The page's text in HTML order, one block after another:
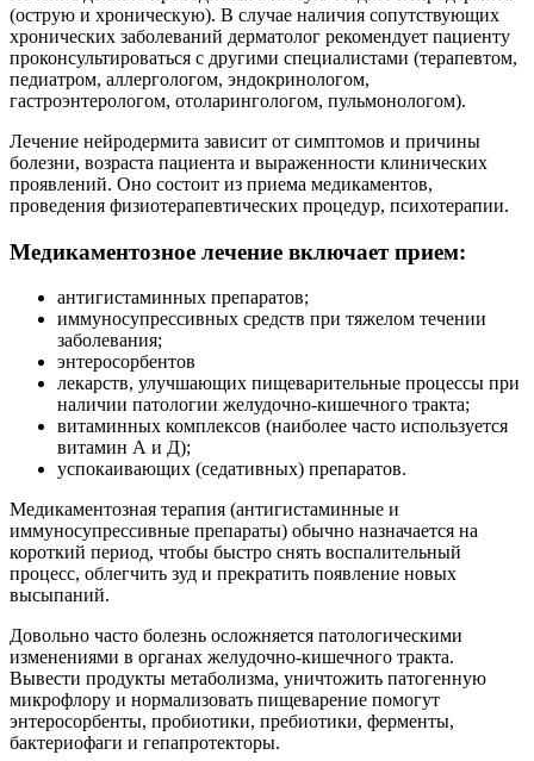
(острую и хроническую). В случае наличия сопутствующих
хронических заболеваний дерматолог рекомендует пациенту
проконсультироваться с другими специалистами (терапевтом,
педиатром, аллергологом, эндокринологом,
гастроэнтерологом, отоларингологом, пульмонологом).
Лечение нейродермита зависит от симптомов и причины
болезни, возраста пациента и выраженности клинических
проявлений. Оно состоит из приема медикаментов,
проведения физиотерапевтических процедур, психотерапии.
Медикаментозное лечение включает прием:
антигистаминных препаратов;
иммуносупрессивных средств при тяжелом течении
заболевания;
энтеросорбентов
лекарств, улучшающих пищеварительные процессы при
наличии патологии желудочно-кишечного тракта;
витаминных комплексов (наиболее часто используется
витамин А и Д);
успокаивающих (седативных) препаратов.
Медикаментозная терапия (антигистаминные и
иммуносупрессивные препараты) обычно назначается на
короткий период, чтобы быстро снять воспалительный
процесс, облегчить зуд и прекратить появление новых
высыпаний.
Довольно часто болезнь осложняется патологическими
изменениями в органах желудочно-кишечного тракта.
Вывести продукты метаболизма, уничтожить патогенную
микрофлору и нормализовать пищеварение помогут
энтеросорбенты, пробиотики, пребиотики, ферменты,
бактериофаги и гепапротекторы.